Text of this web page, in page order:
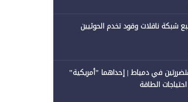
شبكة ناقلات وقود تخدم الحوثيين
في دمياط | إحداهما "أمريكية"
الطاقة